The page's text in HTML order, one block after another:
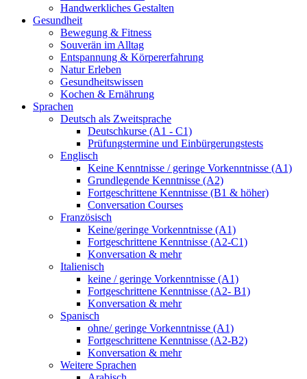
Handwerkliches Gestalten
Gesundheit
Bewegung & Fitness
Souverän im Alltag
Entspannung & Körpererfahrung
Natur Erleben
Gesundheitswissen
Kochen & Ernährung
Sprachen
Deutsch als Zweitsprache
Deutschkurse (A1 - C1)
Prüfungstermine und Einbürgerungstests
Englisch
Keine Kenntnisse / geringe Vorkenntnisse (A1)
Grundlegende Kenntnisse (A2)
Fortgeschrittene Kenntnisse (B1 & höher)
Conversation Courses
Französisch
Keine/geringe Vorkenntnisse (A1)
Fortgeschrittene Kenntnisse (A2-C1)
Konversation & mehr
Italienisch
keine / geringe Vorkenntnisse (A1)
Fortgeschrittene Kenntnisse (A2- B1)
Konversation & mehr
Spanisch
ohne/ geringe Vorkenntnisse (A1)
Fortgeschrittene Kenntnisse (A2-B2)
Konversation & mehr
Weitere Sprachen